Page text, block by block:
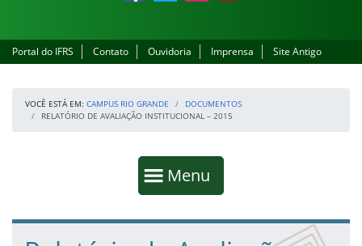
Portal do IFRS Contato Ouvidoria Imprensa Site Antigo
VOCÊ ESTÁ EM: CAMPUS RIO GRANDE
DOCUMENTOS
RELATÓRIO DE AVALIAÇÃO INSTITUCIONAL – 2015
Mostrar
Menu
Fim da navegação
Início do conteúdo